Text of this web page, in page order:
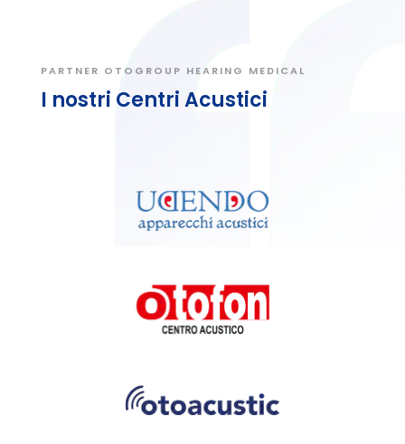
PARTNER OTOGROUP HEARING MEDICAL
I nostri Centri Acustici